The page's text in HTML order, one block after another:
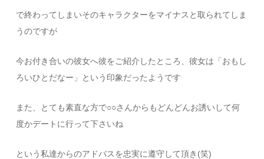
で終わってしまいそのキャラクターをマイナスと取られてしま
うのですが
今お付き合いの彼女へ彼をご紹介したところ、彼女は「おもし
ろいひとだなー」という印象だったようです
また、とても素直な方で○○さんからもどんどんお誘いして何
度かデートに行って下さいね
という私達からのアドバスを忠実に遵守して頂き(笑)